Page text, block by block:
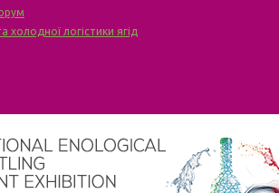
холодної логістики ягід